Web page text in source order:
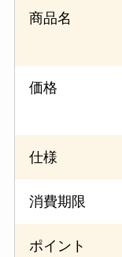
商品名
価格
仕様
消費期限
ポイント